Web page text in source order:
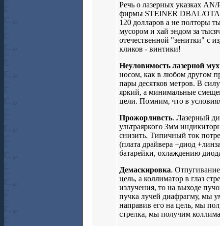
Речь о лазерных указках
фирмы STEINER DBAL/
120 долларов а не полторы
мусором и хай эндом за
отечественной "зенитки"
кликов - винтики!
Неуловимость лазерной
носом, как в любом другом
пары десятков метров. В
яркий, а минимальные
цели. Помним, что в
Прожорливсть. Лазерный
ультраяркого 3мм
снизить. Типичный ток
(плата драйвера +диод
батарейки, охлаждению
Демаскировка. Отпугивание
цель, а коллиматор в глаз
излучения, то на выходе
пучка лучей диафрагму, мы
направив его на цель, мы
стрелка, мы получим